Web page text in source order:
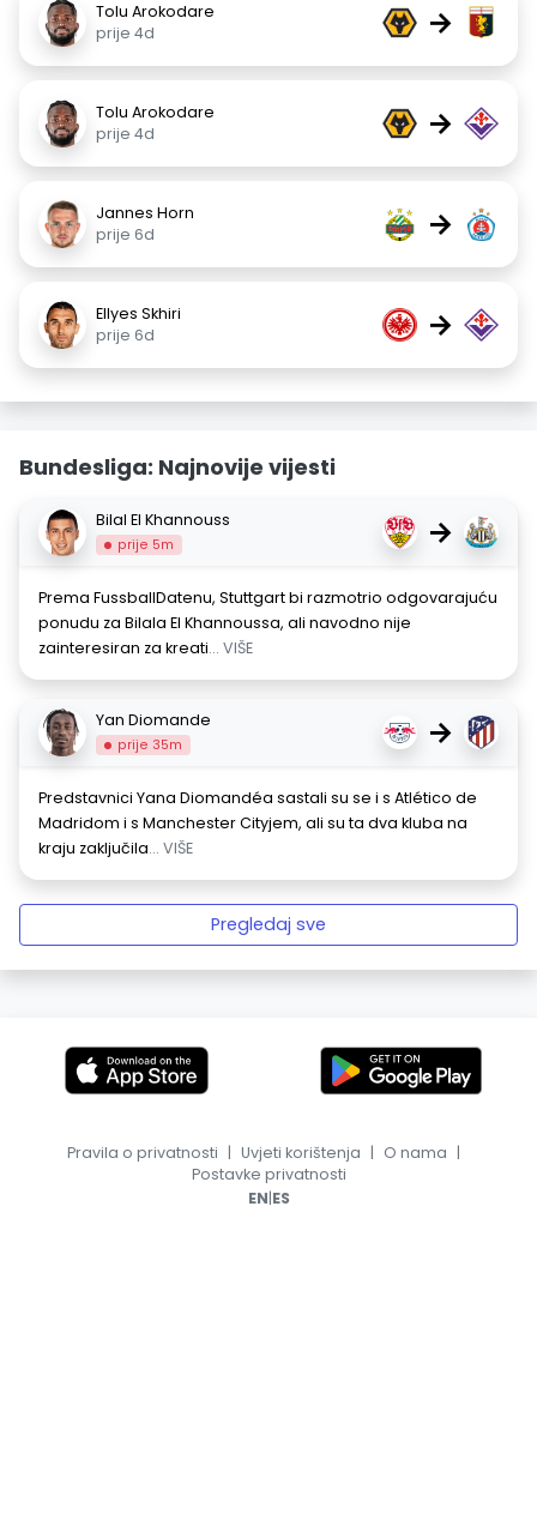
Tolu Arokodare
prije 4d
→
Tolu Arokodare
prije 4d
→
Jannes Horn
prije 6d
→
Ellyes Skhiri
prije 6d
→
Bundesliga: Najnovije vijesti
Bilal El Khannouss
prije 5m →
Prema FussballDatenu, Stuttgart bi razmotrio odgovarajuću
ponudu za Bilala El Khannoussa, ali navodno nije
zainteresiran za kreati... VIŠE
Yan Diomande
prije 35m →
Predstavnici Yana Diomandéa sastali su se i s Atlético de
Madridom i s Manchester Cityjem, ali su ta dva kluba na
kraju zaključila... VIŠE
Pregledaj sve
Pravila o privatnosti | Uvjeti korištenja | O nama |
Postavke privatnosti
EN|ES